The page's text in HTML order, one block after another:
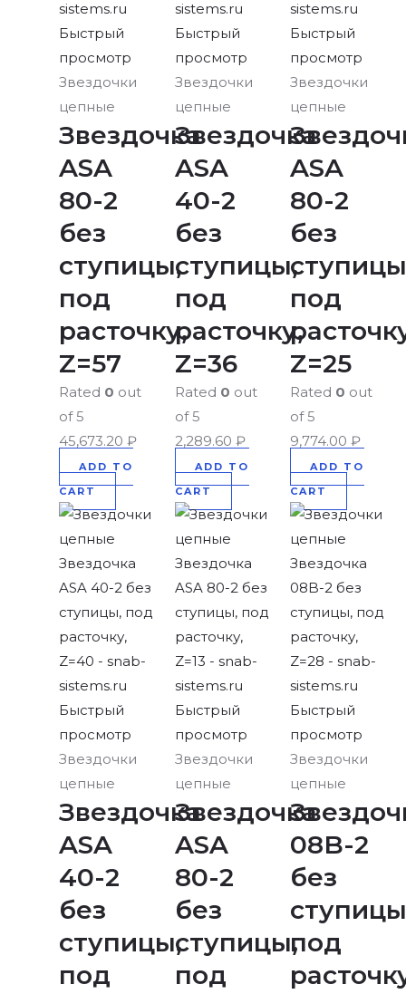
Быстрый
просмотр
Звездочки
цепные
Звездочка
ASA
80-2
без
ступицы,
под
расточку,
Z=57
Rated 0 out
of 5
45,673.20 ₽
ADD TO
CART
Быстрый
просмотр
Звездочки
цепные
Звездочка
ASA
40-2
без
ступицы,
под
расточку,
Z=36
Rated 0 out
of 5
2,289.60 ₽
ADD TO
CART
Быстрый
просмотр
Звездочки
цепные
ASA
80-2
без
под
Z=25
Rated 0 out
of 5
9,774.00₽
ADD TO
CART
Быстрый
просмотр
Звездочки
цепные
Звездочка
ASA
40-2
без
ступицы,
под
Быстрый
просмотр
Звездочки
цепные
Звездочка
ASA
80-2
без
ступицы,
под
Быстрый
просмотр
Звездочки
цепные
08B-2
без
под